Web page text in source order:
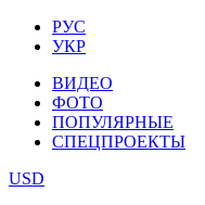
РУС
УКР
ВИДЕО
ФОТО
ПОПУЛЯРНЫЕ
СПЕЦПРОЕКТЫ
USD